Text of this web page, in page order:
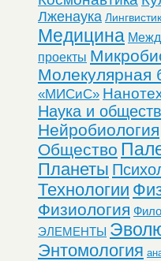
Лженаука
Медицина
проекты
Молекулярная
«МИСиС»
Наука и
Нейробиология
Общество
Планеты
Технологии
Физиология
ЭЛЕМЕНТЫ
Энтомология